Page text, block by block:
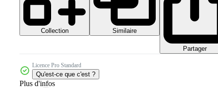
Collection Similaire
Partager
Licence Pro Standard
Qu'est-ce que c'est ?
Plus d'infos